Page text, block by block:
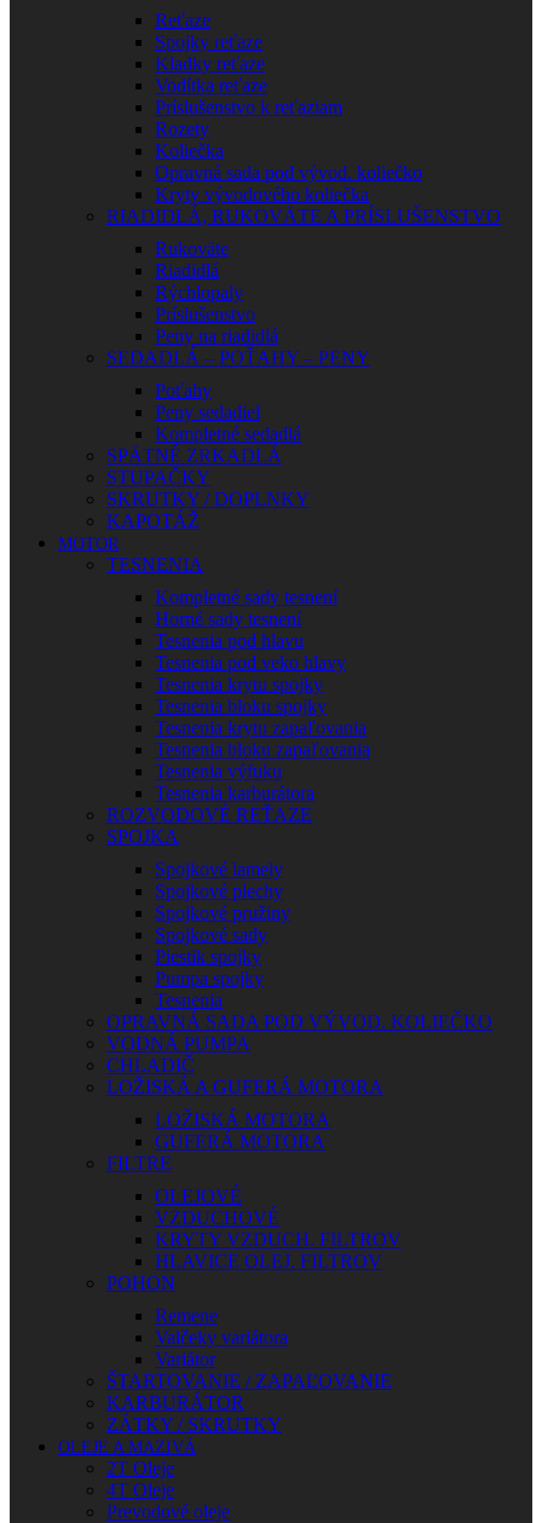
Reťaze
Spojky reťaze
Kladky reťaze
Vodítka reťaze
Príslušenstvo k reťaziam
Rozety
Koliečka
Opravná sada pod vývod. koliečko
Kryty vývodového koliečka
RIADIDLÁ, RUKOVÄTE A PRÍSLUŠENSTVO
Rukoväte
Riadidlá
Rýchlopaly
Príslušenstvo
Peny na riadidlá
SEDADLÁ – POŤAHY – PENY
Poťahy
Peny sedadiel
Kompletné sedadlá
SPÄTNÉ ZRKADLÁ
STUPAČKY
SKRUTKY / DOPLNKY
KAPOTÁŽ
MOTOR
TESNENIA
Kompletné sady tesnení
Horné sady tesnení
Tesnenia pod hlavu
Tesnenia pod veko hlavy
Tesnenia krytu spojky
Tesnenia bloku spojky
Tesnenia krytu zapaľovania
Tesnenia bloku zapaľovania
Tesnenia výfuku
Tesnenia karburátora
ROZVODOVÉ REŤAZE
SPOJKA
Spojkové lamely
Spojkové plechy
Spojkové pružiny
Spojkové sady
Piestik spojky
Pumpa spojky
Tesnenia
OPRAVNÁ SADA POD VÝVOD. KOLIEČKO
VODNÁ PUMPA
CHLADIČ
LOŽISKÁ A GUFERÁ MOTORA
LOŽISKÁ MOTORA
GUFERÁ MOTORA
FILTRE
OLEJOVÉ
VZDUCHOVÉ
KRYTY VZDUCH. FILTROV
HLAVICE OLEJ. FILTROV
POHON
Remene
Valčeky variátora
Variátor
ŠTARTOVANIE / ZAPAĽOVANIE
KARBURÁTOR
ZÁTKY / SKRUTKY
OLEJE A MAZIVÁ
2T Oleje
4T Oleje
Prevodové oleje